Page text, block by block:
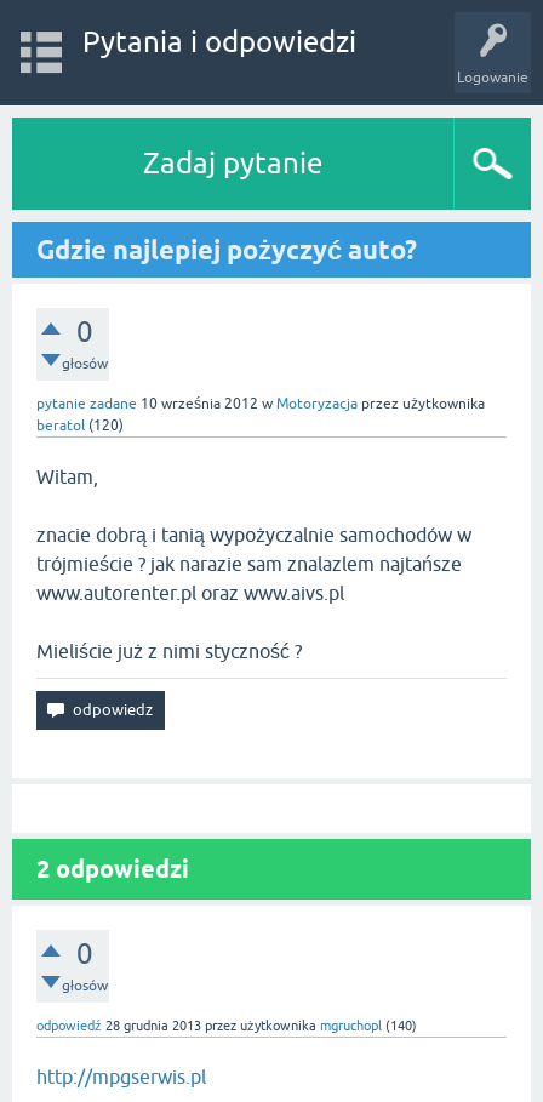
Logowanie
Pytania i odpowiedzi
Zadaj pytanie
Gdzie najlepiej pożyczyć auto?
0
głosów
pytanie zadane 10 września 2012 w Motoryzacja przez użytkownika
beratol (120)
Witam,
znacie dobrą i tanią wypożyczalnie samochodów w
trójmieście ? jak narazie sam znalazlem najtańsze
www.autorenter.pl oraz www.aivs.pl
Mieliście już z nimi styczność ?
2 odpowiedzi
0
głosów
odpowiedź 28 grudnia 2013 przez użytkownika mgruchopl (140)
http://mpgserwis.pl